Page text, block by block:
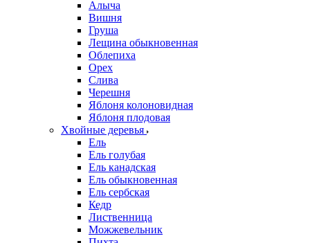
Алыча
Вишня
Груша
Лещина обыкновенная
Облепиха
Орех
Слива
Черешня
Яблоня колоновидная
Яблоня плодовая
Хвойные деревья
Ель
Ель голубая
Ель канадская
Ель обыкновенная
Ель сербская
Кедр
Лиственница
Можжевельник